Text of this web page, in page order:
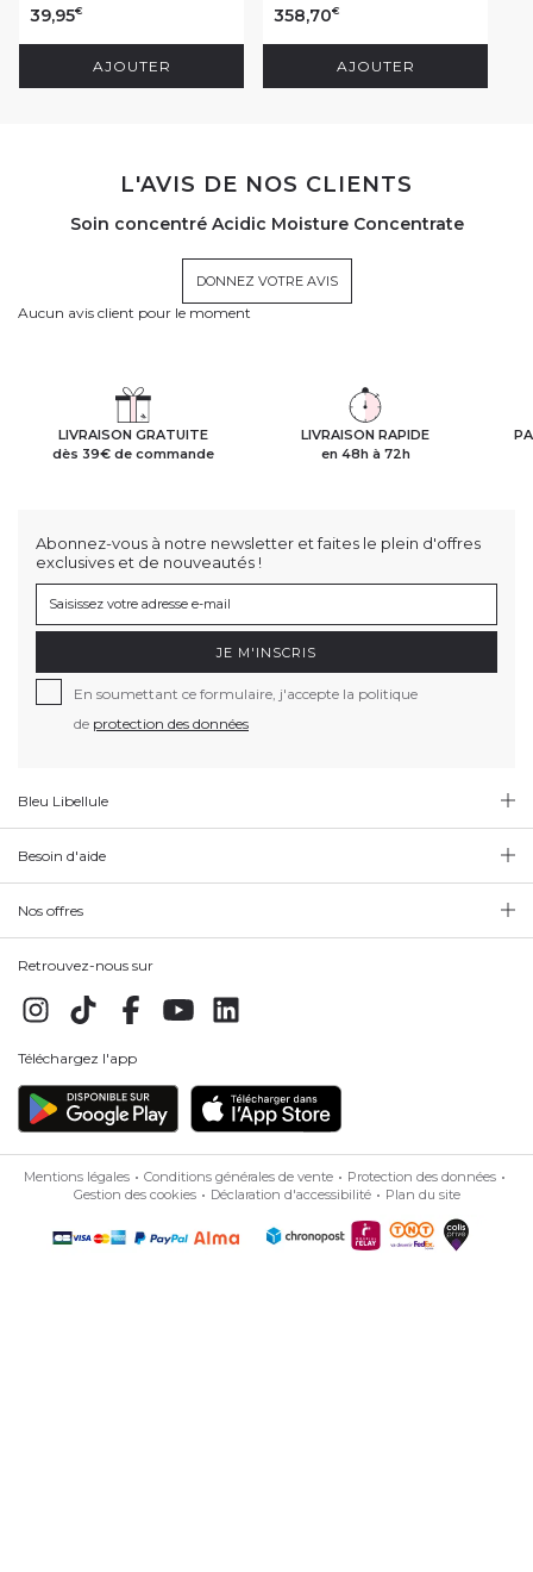
39,95€
AJOUTER
358,70€
AJOUTER
L'AVIS DE NOS CLIENTS
Soin concentré Acidic Moisture Concentrate
DONNEZ VOTRE AVIS
Aucun avis client pour le moment
LIVRAISON GRATUITE
dès 39€ de commande
LIVRAISON RAPIDE
en 48h à 72h
Abonnez-vous à notre newsletter et faites le plein d'offres
exclusives et de nouveautés !
JE M'INSCRIS
En soumettant ce formulaire, j'accepte la politique
de protection des données
Bleu Libellule
Besoin d'aide
Nos offres
Retrouvez-nous sur
Téléchargez l'app
Mentions légales Conditions générales de vente
Protection des données
Gestion des cookies
Déclaration d'accessibilité Plan du site